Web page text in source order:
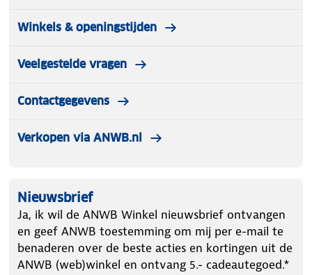
Winkels & openingstijden
Veelgestelde vragen
Contactgegevens
Verkopen via ANWB.nl
Nieuwsbrief
Ja, ik wil de ANWB Winkel nieuwsbrief ontvangen
en geef ANWB toestemming om mij per e-mail te
benaderen over de beste acties en kortingen uit de
ANWB (web)winkel en ontvang 5.- cadeautegoed.*